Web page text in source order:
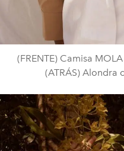
(FRENTE) Camisa
(ATRÁS) Alondra